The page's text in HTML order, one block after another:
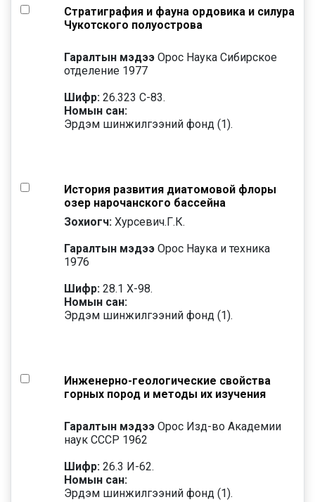
Стратиграфия и фауна ордовика и силура
Чукотского полуострова
Гаралтын мэдээ Орос Наука Сибирское
отделение 1977
Шифр: 26.323 С-83.
Номын сан:
Эрдэм шинжилгээний фонд (1).
История развития диатомовой флоры
озер нарочанского бассейна
Зохиогч: Хурсевич.Г.К.
Гаралтын мэдээ Орос Наука и техника
1976
Шифр: 28.1 Х-98.
Номын сан:
Эрдэм шинжилгээний фонд (1).
Инженерно-геологические свойства
горных пород и методы их изучения
Гаралтын мэдээ Орос Изд-во Академии
наук СССР 1962
Шифр: 26.3 И-62.
Номын сан:
Эрдэм шинжилгээний фонд (1).